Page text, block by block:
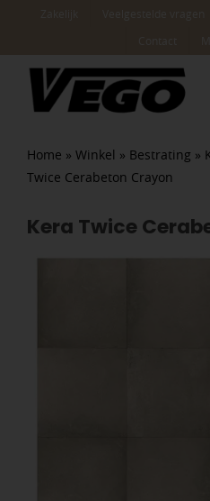
Home » Winkel » Bestrating »
Twice Cerabeton Crayon
Kera Twice